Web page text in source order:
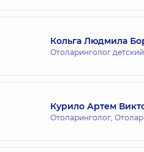
Кольга Людмила
Отоларинголог
Курило Артем
Отоларинголог;